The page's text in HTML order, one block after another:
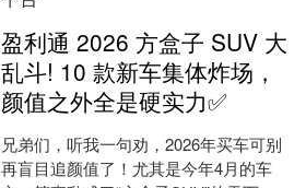
盈利通 2026 方盒子 SUV 大
乱斗! 10 款新车集体炸场，
颜值之外全是硬实力✅
兄弟们，听我一句劝，2026年买车可别
再盲目追颜值了！尤其是今年4月的车